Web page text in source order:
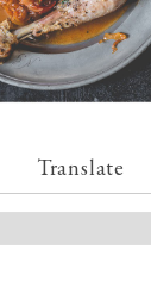
Translate